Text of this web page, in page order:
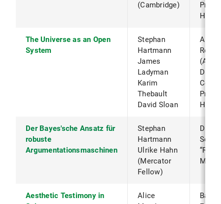
(Cambridge)
The Universe as an Open
System
Stephan
Hartmann
James
Ladyman
Karim
Thebault
David Sloan
Arts
DFG
Der Bayes'sche Ansatz für
robuste
Argumentationsmaschinen
Stephan
Hartmann
Ulrike Hahn
(Mercator
Fellow)
DFG
Aesthetic Testimony in
Alice